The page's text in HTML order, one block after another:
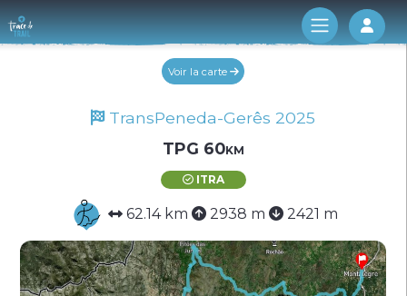
Log
Voir la carte
TransPeneda-Gerês 2025
TPG 60km
ITRA
62.14 km 2938 m 2421 m